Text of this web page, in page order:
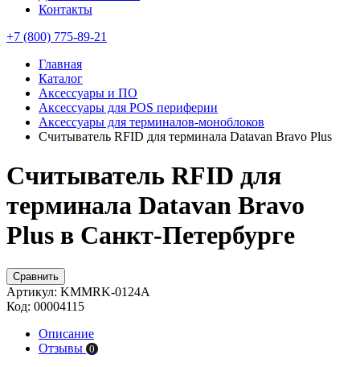
Контакты
+7 (800) 775-89-21
Главная
Каталог
Аксессуары и ПО
Аксессуары для POS периферии
Аксессуары для терминалов-моноблоков
Считыватель RFID для терминала Datavan Bravo Plus
Считыватель RFID для
терминала Datavan Bravo
Plus в Санкт-Петербурге
Сравнить
Артикул: KMMRK-0124A
Код: 00004115
Описание
Отзывы 0